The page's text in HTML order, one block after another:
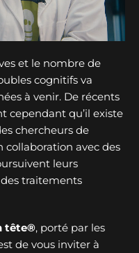
et le nombre de
cognitifs va
à venir. De récents
cependant qu’il existe
chercheurs de
collaboration avec des
leurs
traitements
tête®, porté par les
de vous inviter à